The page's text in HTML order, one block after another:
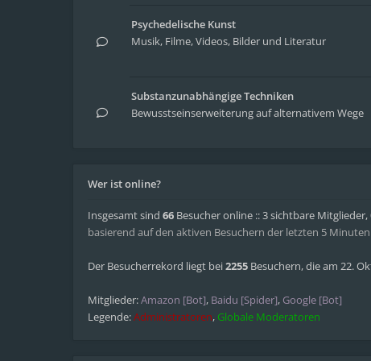
Psychedelische Kunst
Musik, Filme, Videos, Bilder und Literatur
Substanzunabhängige Techniken
Bewusstseinserweiterung auf alternativem Wege
Wer ist online?
Insgesamt sind 66 Besucher online :: 3 sichtbare
basierend auf den aktiven Besuchern der letzten 5 Minuten
Der Besucherrekord liegt bei2255 Besuchern, die am 22.
Mitglieder:Amazon [Bot], Baidu [Spider], Google [Bot]
Legende:Administratoren, Globale Moderatoren